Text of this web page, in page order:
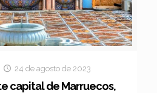
24 de agosto de 2023
capital de Marruecos,